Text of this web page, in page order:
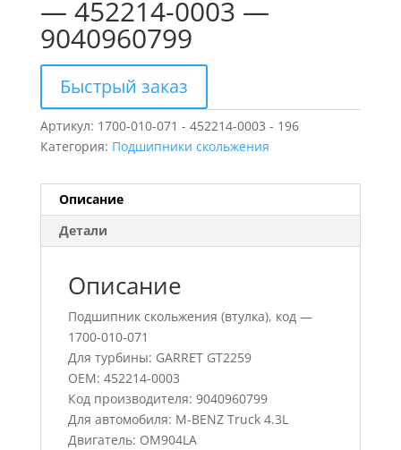
— 452214-0003 —
9040960799
Быстрый заказ
Артикул: 1700-010-071 - 452214-0003 - 196
Категория: Подшипники скольжения
Описание
Детали
Описание
Подшипник скольжения (втулка), код —
1700-010-071
Для турбины: GARRET GT2259
OEM: 452214-0003
Код производителя: 9040960799
Для автомобиля: M-BENZ Truck 4.3L
Двигатель: OM904LA